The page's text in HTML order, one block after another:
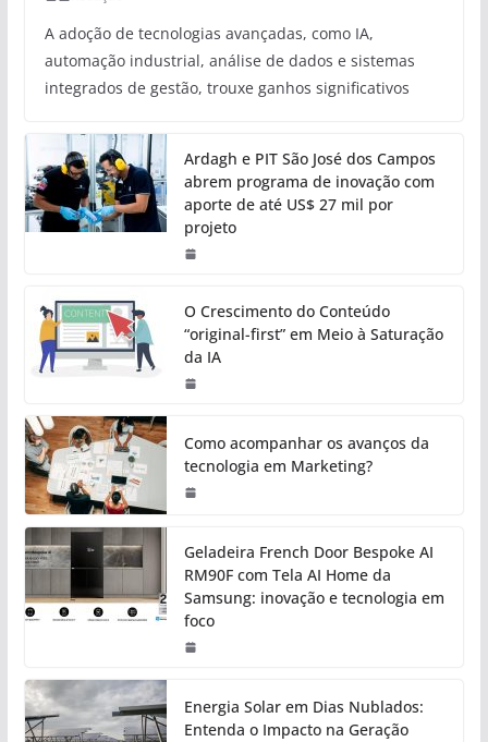
A adoção de tecnologias avançadas, como IA,
automação industrial, análise de dados e sistemas
integrados de gestão, trouxe ganhos significativos
Ardagh e PIT São José dos Campos
abrem programa de inovação com
aporte de até US$ 27 mil por
projeto
O Crescimento do Conteúdo
“original-first” em Meio à Saturação
da IA
Como acompanhar os avanços da
tecnologia em Marketing?
Geladeira French Door Bespoke AI
RM90F com Tela AI Home da
Samsung: inovação e tecnologia em
foco
Energia Solar em Dias Nublados:
Entenda o Impacto na Geração